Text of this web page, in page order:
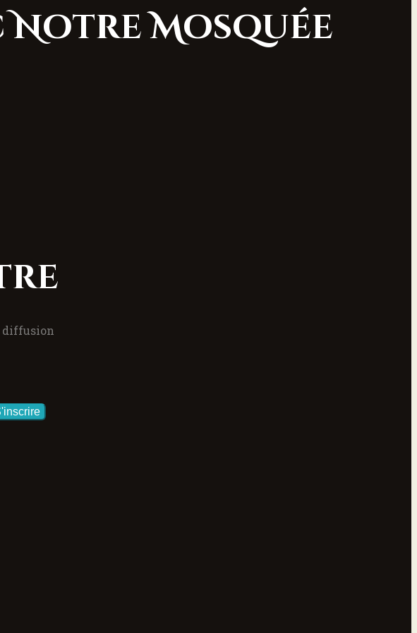
Notre Mosquée
diffusion